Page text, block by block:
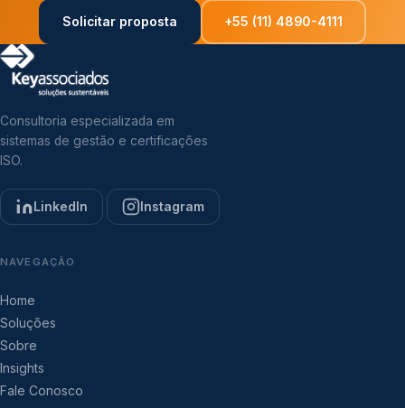
Solicitar proposta +55 (11) 4890-4111
Consultoria especializada em
sistemas de gestão e certificações
ISO.
LinkedIn Instagram
NAVEGAÇÃO
Home
Soluções
Sobre
Insights
Fale Conosco